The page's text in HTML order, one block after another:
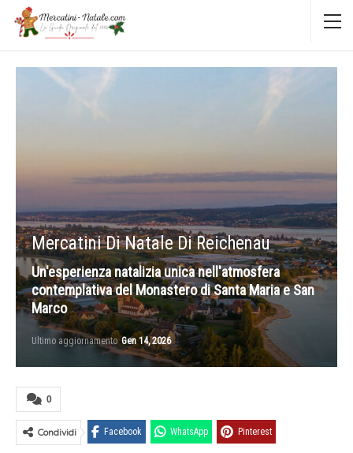
Mercatini Di Natale Di Reichenau
Un'esperienza natalizia unica nell'atmosfera
contemplativa del Monastero di Santa Maria e San
Marco
Ultimo aggiornamentoGen 14, 2026
0
Condividi Facebook WhatsApp Pinterest